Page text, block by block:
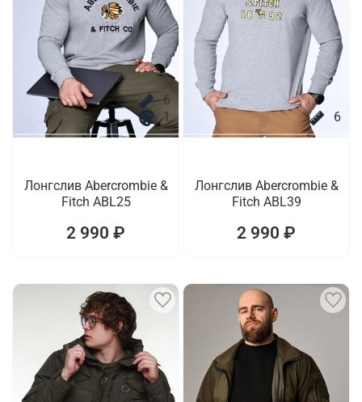
6
1
Лонгслив Abercrombie &
Fitch ABL25
2 990 ₽
6
Лонгслив Abercrombie &
Fitch ABL39
2 990 ₽